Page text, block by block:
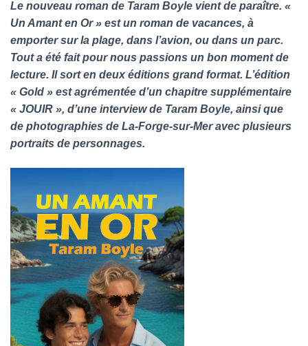
Le nouveau roman de Taram Boyle vient de paraître. «
Un Amant en Or » est un roman de vacances, à
emporter sur la plage, dans l’avion, ou dans un parc.
Tout a été fait pour nous passions un bon moment de
lecture. Il sort en deux éditions grand format. L’édition
« Gold » est agrémentée d’un chapitre supplémentaire
« JOUIR », d’une interview de Taram Boyle, ainsi que
de photographies de La-Forge-sur-Mer avec plusieurs
portraits de personnages.